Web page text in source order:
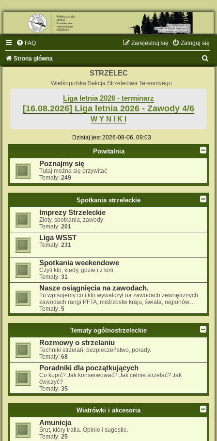
FAQ Zaloguj się
Zarejestruj się
Strona główna
STRZELEC
Wielkopolska Sekcja Strzelectwa Terenowego
Liga letnia 2026 - terminarz
[16.08.2026] Liga letnia 2026 - Zawody 4/6
W Y N I K I
Dzisiaj jest 2026-08-06, 09:03
Powitalnia
Poznajmy się
Tutaj można się przywitać
Tematy: 249
Spotkania strzeleckie
Imprezy Strzeleckie
Zloty, spotkania, zawody
Tematy: 201
Liga WSST
Tematy: 231
Spotkania weekendowe
Czyli kto, kiedy, gdzie i z kim
Tematy: 31
Nasze osiągnięcia na zawodach.
Tu wpisujemy co i kto wywalczył na zawodach zewnętrznych,
zawodach rangi PFTA, mistrzostw kraju, świata, regionów....
Tematy: 5
Tematy ogólnostrzeleckie
Rozmowy o strzelaniu
Techniki strzelań, bezpieczeństwo, porady.
Tematy: 68
Poradniki dla początkujących
Co kupić? Jak konserwować? Jak celnie strzelać? Jak
ćwiczyć?
Tematy: 35
Wiatrówki i akcesoria
Amunicja
Śrut, który trafia. Opinie i sugestie.
Tematy: 25